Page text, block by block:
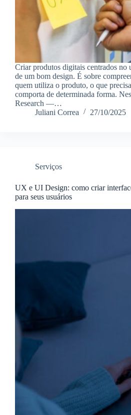
Criar produtos digitais centrados no
de um bom design. É sobre
quem utiliza o produto, o que
comporta de determinada forma.
Research —…
Juliani Correa
27/10/2025
Serviços
UX e UI Design: como criar
para seus usuários